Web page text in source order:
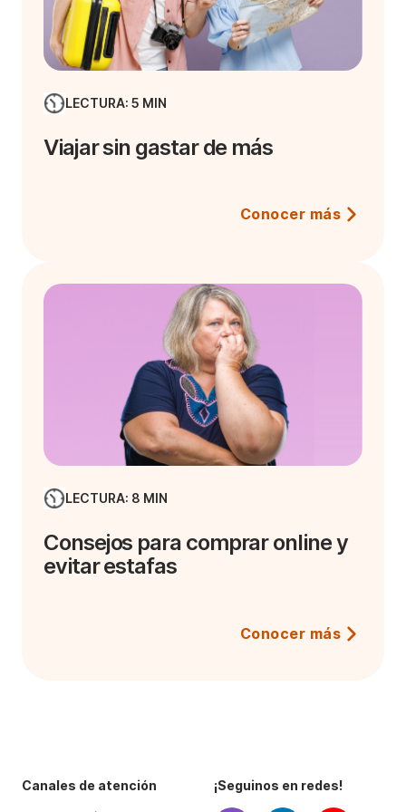
LECTURA: 5 MIN
Viajar sin gastar de más
Conocer más
LECTURA: 8 MIN
Consejos para comprar online y
evitar estafas
Conocer más
¡Seguinos en redes!
Canales de atención